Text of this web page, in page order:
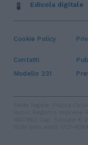
Cookie Policy
Contatti
Modello 231
Edicola digitale